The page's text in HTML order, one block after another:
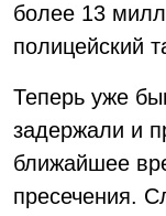
более 13
полицейский
Теперь уже
задержали и
ближайшее
пресечения.